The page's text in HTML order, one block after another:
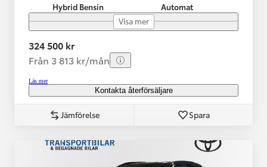
Hybrid Bensin
Automat
Visa mer
324 500 kr
Från 3 813 kr/mån
Läs mer
Kontakta återförsäljare
Jämförelse Spara